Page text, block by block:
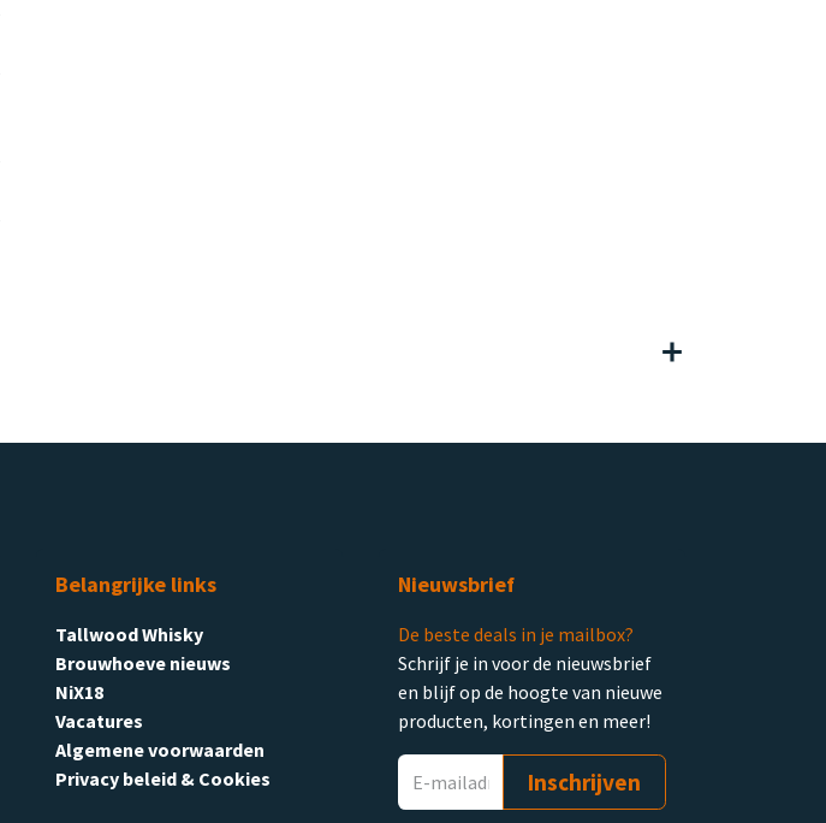
Belangrijke links
Tallwood Whisky
Brouwhoeve nieuws
NiX18
Vacatures
Algemene voorwaarden
Privacy beleid & Cookies
Nieuwsbrief
De beste deals in je mailbox?
Schrijf je in voor de nieuwsbrief
en blijf op de hoogte van nieuwe
producten, kortingen en meer!
Inschrijven